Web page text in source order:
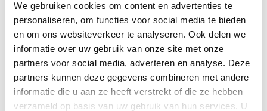
We gebruiken cookies om content en advertenties te
personaliseren, om functies voor social media te bieden
en om ons websiteverkeer te analyseren. Ook delen we
informatie over uw gebruik van onze site met onze
partners voor social media, adverteren en analyse. Deze
partners kunnen deze gegevens combineren met andere
informatie die u aan ze heeft verstrekt of die ze hebben
verzameld op basis van uw gebruik van hun services. U
LAATSTE NIEUWS
Nieuwe minimumuurlonen per 1 juli beschikbaar in
Exact
Nieuw banknummer belastingdienst per 1 mei 2026